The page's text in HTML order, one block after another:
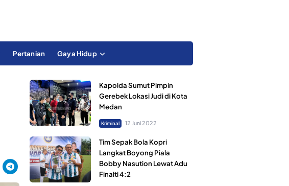
Pertanian Gaya Hidup
Kapolda Sumut Pimpin
Gerebek Lokasi Judi di Kota
Medan
Kriminal 12 Juni 2022
Tim Sepak Bola Kopri
Langkat Boyong Piala
Bobby Nasution Lewat Adu
Finalti 4:2